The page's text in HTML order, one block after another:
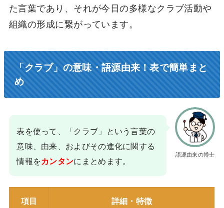
た言葉であり、それが今日の多様なクラブ活動や
組織の形成に繋がっています。
「クラブ」の意味・語源由来！表で簡単まと
め
語源由来の博士
表を使って、「クラブ」という言葉の
意味、由来、およびその進化に関する
情報をカンタンにまとめます。
項目 詳細・特徴